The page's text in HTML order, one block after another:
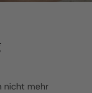
nicht mehr